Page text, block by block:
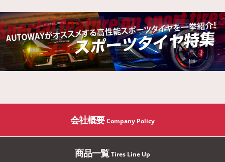
会社概要 Company Policy
商品一覧 Tires Line Up